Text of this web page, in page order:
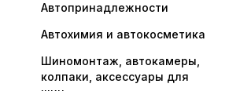
Автопринадлежности
Автохимия и автокосметика
Шиномонтаж, автокамеры,
колпаки, аксессуары для